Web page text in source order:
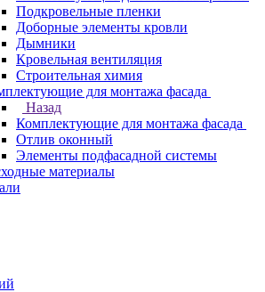
Подкровельные пленки
Доборные элементы кровли
Дымники
Кровельная вентиляция
Строительная химия
для монтажа фасада
Назад
Комплектующие для монтажа фасада
Отлив оконный
Элементы подфасадной системы
материалы